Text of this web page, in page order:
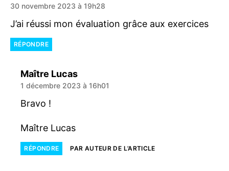
30 novembre 2023 à 19h28
J’ai réussi mon évaluation grâce aux exercices
RÉPONDRE
Maître Lucasdit :
1 décembre 2023 à 16h01
Bravo !
Maître Lucas
RÉPONDRE PAR AUTEUR DE L’ARTICLE